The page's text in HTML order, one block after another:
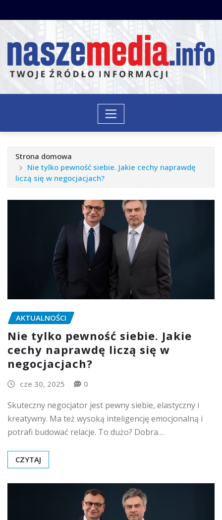
do
Strona domowa
Nie tylko pewność siebie. Jakie cechy naprawdę
liczą się w negocjacjach?
AKTUALNOŚCI
Nie tylko pewność siebie. Jakie
cechy naprawdę liczą się w
negocjacjach?
cze 30, 2025 0
Skuteczny negocjator jest pewny siebie, elastyczny i
kreatywny. Ma też wysoką inteligencję emocjonalną i
potrafi budować relacje. To dużo? Dobra…
CZYTAJ